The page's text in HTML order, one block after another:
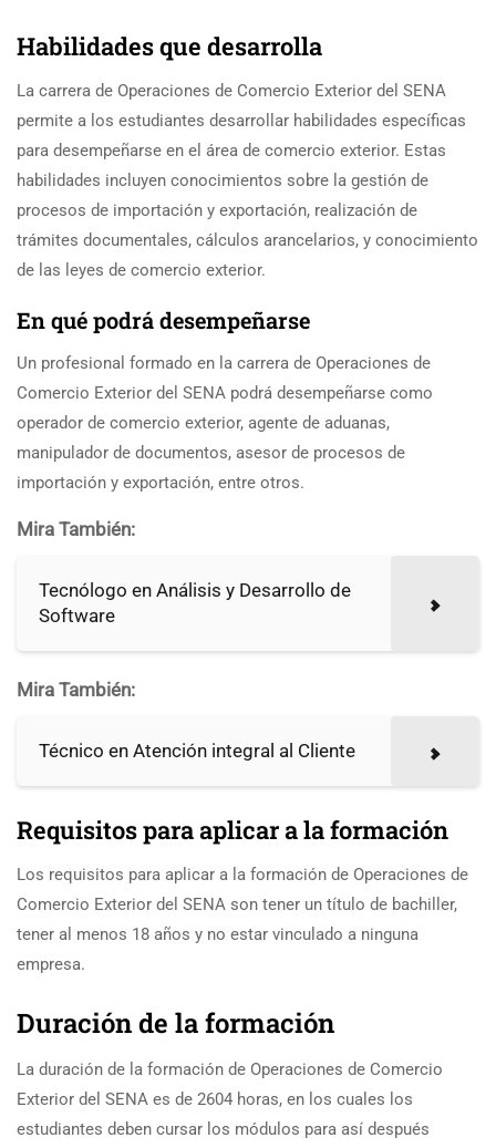
Habilidades que desarrolla
La carrera de Operaciones de Comercio Exterior del SENA
permite a los estudiantes desarrollar habilidades específicas
para desempeñarse en el área de comercio exterior. Estas
habilidades incluyen conocimientos sobre la gestión de
procesos de importación y exportación, realización de
trámites documentales, cálculos arancelarios, y conocimiento
de las leyes de comercio exterior.
En qué podrá desempeñarse
Un profesional formado en la carrera de Operaciones de
Comercio Exterior del SENA podrá desempeñarse como
operador de comercio exterior, agente de aduanas,
manipulador de documentos, asesor de procesos de
importación y exportación, entre otros.
Mira También:
Tecnólogo en Análisis y Desarrollo de
Software
Mira También:
Técnico en Atención integral al Cliente
Requisitos para aplicar a la formación
Los requisitos para aplicar a la formación de Operaciones de
Comercio Exterior del SENA son tener un título de bachiller,
tener al menos 18 años y no estar vinculado a ninguna
empresa.
Duración de la formación
La duración de la formación de Operaciones de Comercio
Exterior del SENA es de 2604 horas, en los cuales los
estudiantes deben cursar los módulos para así después